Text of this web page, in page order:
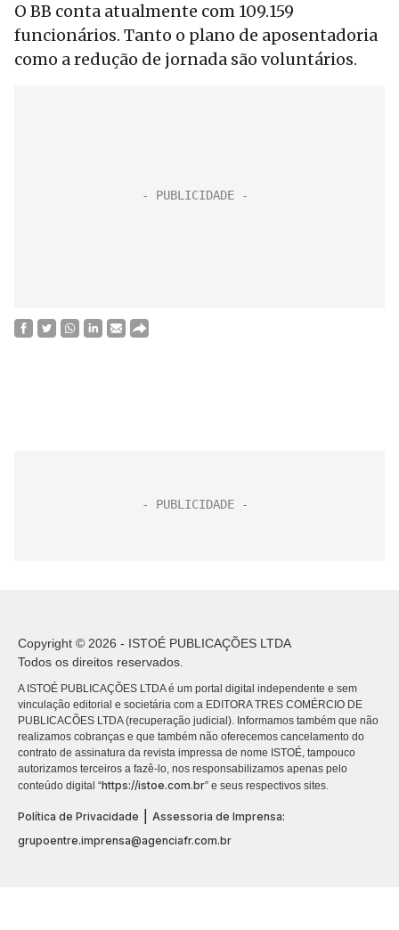
O BB conta atualmente com 109.159
funcionários. Tanto o plano de aposentadoria
como a redução de jornada são voluntários.
Copyright © 2026 - ISTOÉ PUBLICAÇÕES LTDA
Todos os direitos reservados.
A ISTOÉ PUBLICAÇÕES LTDA é um portal digital independente e sem
vinculação editorial e societária com a EDITORA TRES COMÉRCIO DE
PUBLICACÕES LTDA (recuperação judicial). Informamos também que não
realizamos cobranças e que também não oferecemos cancelamento do
contrato de assinatura da revista impressa de nome ISTOÉ, tampouco
autorizamos terceiros a fazê-lo, nos responsabilizamos apenas pelo
conteúdo digital “https://istoe.com.br” e seus respectivos sites.
Política de Privacidade
Assessoria de Imprensa:
grupoentre.imprensa@agenciafr.com.br